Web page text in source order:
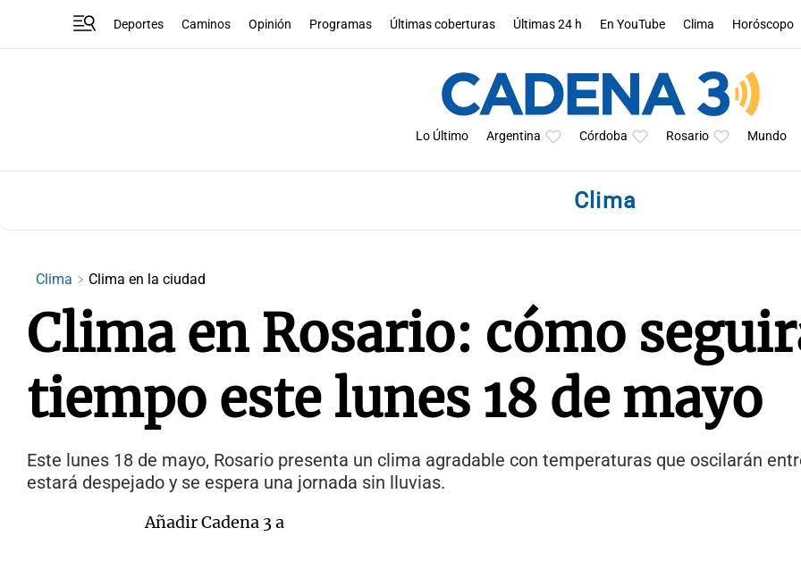
Deportes Caminos Opinión Programas Últimas coberturas Últimas 24 h En YouTube Clima Horóscopo
Lo Último Argentina Córdoba Rosario Mundo
Clima
Clima Clima en la ciudad
Clima en Rosario: cómo
tiempo este lunes 18 de mayo
Este lunes 18 de mayo, Rosario presenta un clima agradable con temperaturas que oscilarán
estará despejado y se espera una jornada sin lluvias.
Añadir Cadena 3 a